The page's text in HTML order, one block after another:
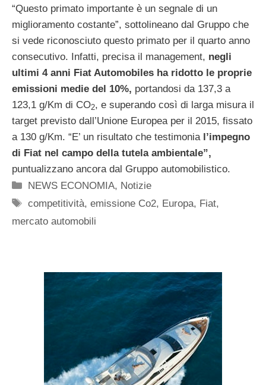
“Questo primato importante è un segnale di un
miglioramento costante”, sottolineano dal Gruppo che
si vede riconosciuto questo primato per il quarto anno
consecutivo. Infatti, precisa il management, negli
ultimi 4 anni Fiat Automobiles ha ridotto le proprie
emissioni medie del 10%, portandosi da 137,3 a
123,1 g/Km di CO2, e superando così di larga misura il
target previsto dall’Unione Europea per il 2015, fissato
a 130 g/Km. “E’ un risultato che testimonia l’impegno
di Fiat nel campo della tutela ambientale”,
puntualizzano ancora dal Gruppo automobilistico.
Categorie
NEWS ECONOMIA, Notizie
Tag
competitività,emissione Co2, Europa, Fiat,
mercato automobili